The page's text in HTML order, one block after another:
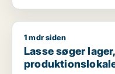
Lasse søger lager,
1 mdr siden
Lasse søger